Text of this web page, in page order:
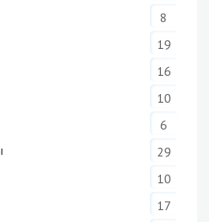
8
19
16
10
6
29
10
17